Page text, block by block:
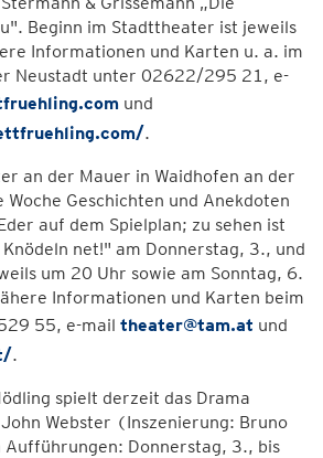
Beginn im Stadttheater ist jeweils
Informationen und Karten u. a. im
Neustadt unter 02622/295 21, e-
und
.
an der Mauer in Waidhofen an der
Woche Geschichten und Anekdoten
auf dem Spielplan; zu sehen ist
net!" am Donnerstag, 3., und
um 20 Uhr sowie am Sonntag, 6.
Informationen und Karten beim
55, e-mail theater@tam.at und
.
spielt derzeit das Drama
Webster (Inszenierung: Bruno
Donnerstag, 3., bis